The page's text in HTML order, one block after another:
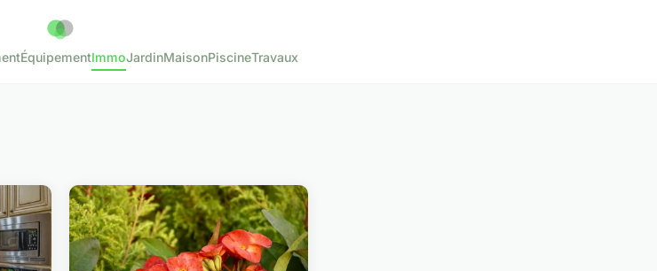
ÉquipementImmoJardinMaisonPiscineTravaux